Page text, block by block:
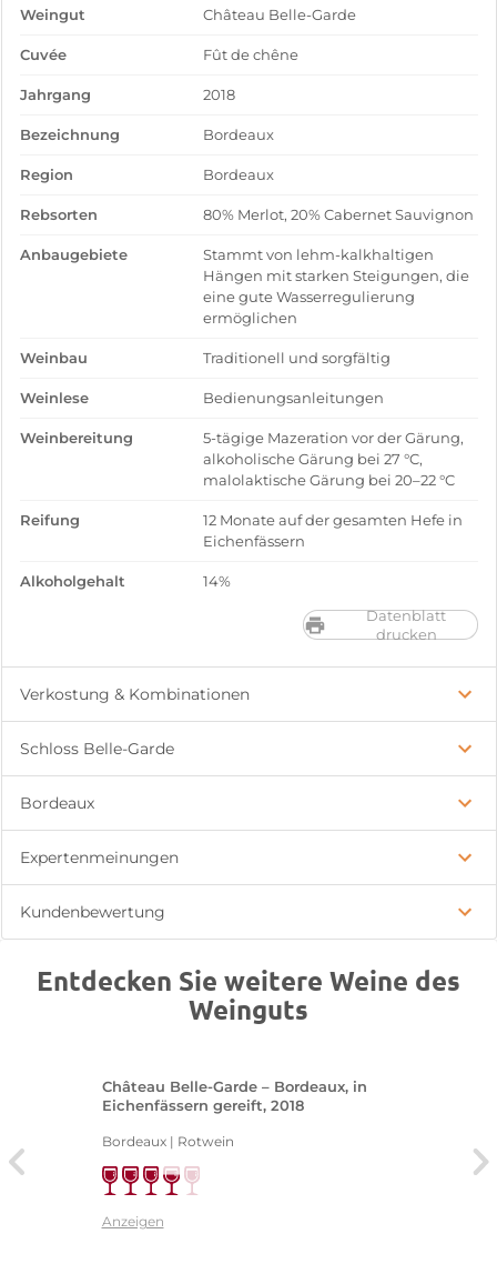
Weingut Château Belle-Garde
Cuvée Fût de chêne
Jahrgang 2018
Bezeichnung Bordeaux
Region Bordeaux
Rebsorten 80% Merlot, 20% Cabernet Sauvignon
Anbaugebiete
Stammt von lehm-kalkhaltigen
Hängen mit starken Steigungen, die
eine gute Wasserregulierung
ermöglichen
Weinbau Traditionell und sorgfältig
Weinlese Bedienungsanleitungen
Weinbereitung
5-tägige Mazeration vor der Gärung,
alkoholische Gärung bei 27 °C,
malolaktische Gärung bei 20–22 °C
Reifung
12 Monate auf der gesamten Hefe in
Eichenfässern
Alkoholgehalt 14%
Datenblatt
drucken
Verkostung & Kombinationen
Schloss Belle-Garde
Bordeaux
Expertenmeinungen
Kundenbewertung
Entdecken Sie weitere Weine des
Weinguts
Château Belle-Garde – Bordeaux, in
Eichenfässern gereift, 2018
Bordeaux | Rotwein
Anzeigen